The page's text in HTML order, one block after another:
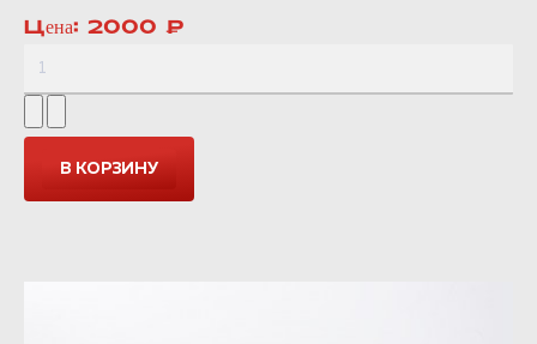
Цена: 2000 ₽